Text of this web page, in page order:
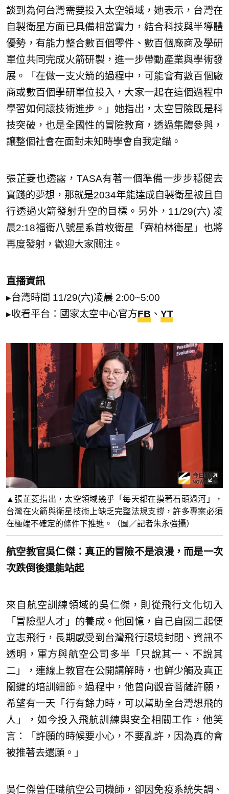
談到為何台灣需要投入太空領域，她表示，台灣在
自製衛星方面已具備相當實力，結合科技與半導體
優勢，有能力整合數百個零件、數百個廠商及學研
單位共同完成火箭研製，進一步帶動產業與學術發
展。「在做一支火箭的過程中，可能會有數百個廠
商或數百個學研單位投入，大家一起在這個過程中
學習如何讓技術進步。」她指出，太空冒險既是科
技突破，也是全國性的冒險教育，透過集體參與，
讓整個社會在面對未知時學會自我定錨。
張芷菱也透露，TASA有著一個準備一步步穩健去
實踐的夢想，那就是2034年能達成自製衛星被且自
行透過火箭發射升空的目標。另外，11/29(六) 凌
晨2:18福衛八號星系首枚衛星「齊柏林衛星」也將
再度發射，歡迎大家關注。
直播資訊
▸台灣時間 11/29(六)凌晨 2:00~5:00
▸收看平台：國家太空中心官方FB 、 YT
▲張芷菱指出，太空領域幾乎「每天都在摸著石頭過河」，
台灣在火箭與衛星技術上缺乏完整法規支撐，許多專案必須
在極端不確定的條件下推進。（圖／記者朱永強攝）
航空教官吳仁傑：真正的冒險不是浪漫，而是一次
次跌倒後還能站起
來自航空訓練領域的吳仁傑，則從飛行文化切入
「冒險型人才」的養成。他回憶，自己自國二起便
立志飛行，長期感受到台灣飛行環境封閉、資訊不
透明，軍方與航空公司多半「只說其一、不說其
二」，連線上教官在公開講解時，也鮮少觸及真正
關鍵的培訓細節。過程中，他曾向觀音菩薩許願，
希望有一天「行有餘力時，可以幫助全台灣想飛的
人」，如今投入飛航訓練與安全相關工作，他笑
言：「許願的時候要小心，不要亂許，因為真的會
被推著去還願。」
吳仁傑曾任職航空公司機師，卻因免疫系統失調、